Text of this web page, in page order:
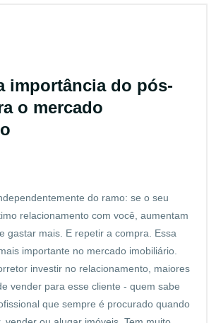
importância do pós-
o mercado
do ramo: se o seu
relacionamento com você, aumentam
gastar mais. E repetir a compra. Essa
importante no mercado imobiliário.
investir no relacionamento, maiores
vender para esse cliente - quem sabe
que sempre é procurado quando